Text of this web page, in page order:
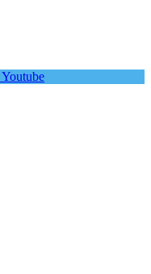
Youtube